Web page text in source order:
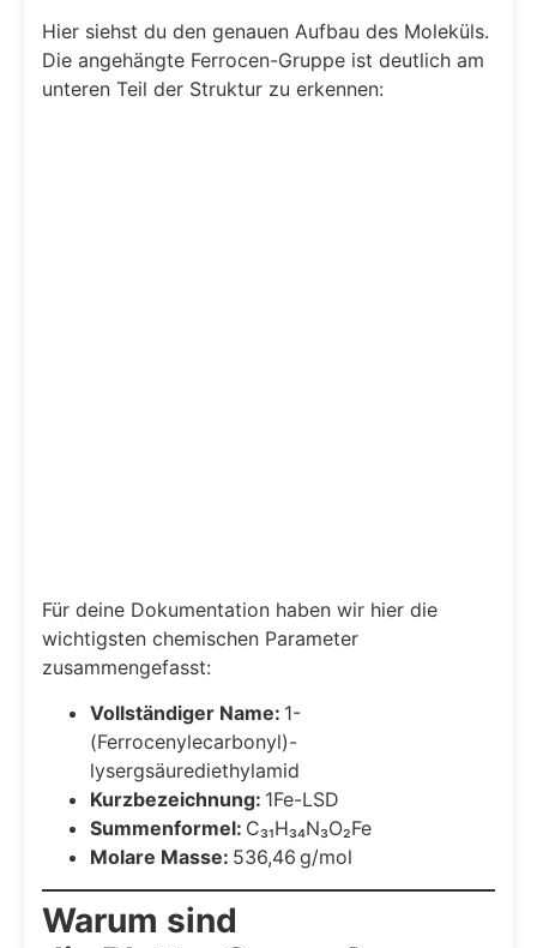
Hier siehst du den genauen Aufbau des Moleküls.
Die angehängte Ferrocen-Gruppe ist deutlich am
unteren Teil der Struktur zu erkennen:
Für deine Dokumentation haben wir hier die
wichtigsten chemischen Parameter
zusammengefasst:
Vollständiger Name: 1-
(Ferrocenylecarbonyl)-
lysergsäurediethylamid
Kurzbezeichnung: 1Fe-LSD
Summenformel: C₃₁H₃₄N₃O₂Fe
Molare Masse: 536,46 g/mol
Warum sind